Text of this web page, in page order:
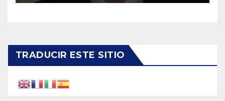
TRADUCIR ESTE SITIO